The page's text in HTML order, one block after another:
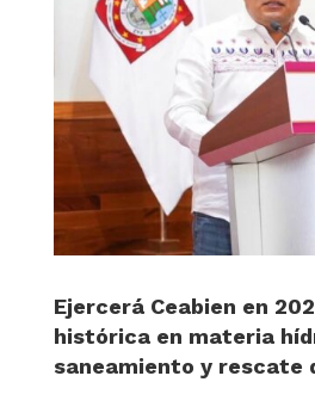
Ejercerá Ceabien en
histórica en materia
saneamiento y rescate